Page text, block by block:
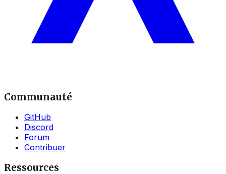
Communauté
GitHub
Discord
Forum
Contribuer
Ressources